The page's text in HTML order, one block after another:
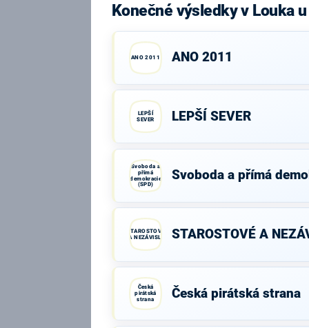
Konečné výsledky v Louka
ANO 2011 ANO 2011
LEPŠÍ
SEVER
LEPŠÍ SEVER
Svoboda a
přímá
demokracie
(SPD)
Svoboda a přímá
STAROSTOVÉ
A NEZÁVISLÍ
STAROSTOVÉ A
Česká
pirátská
strana
Česká pirátská strana